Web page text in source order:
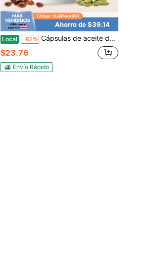
Ahorro de $39.14
Local -62% Cápsulas de aceite de semilla de calabaza VivoNu con saw palmetto | Prensado en frío, aceite virgen puro, ácidos grasos esenciales y fitoesteroles | 300 cápsulas blandas. Favorece el cabello y la vejiga.
$23.76
Envío Rápido